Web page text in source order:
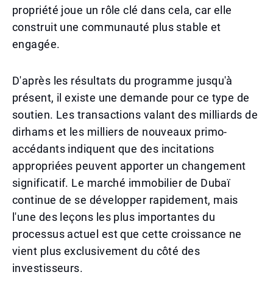
propriété joue un rôle clé dans cela, car elle
construit une communauté plus stable et
engagée.
D'après les résultats du programme jusqu'à
présent, il existe une demande pour ce type de
soutien. Les transactions valant des milliards de
dirhams et les milliers de nouveaux primo-
accédants indiquent que des incitations
appropriées peuvent apporter un changement
significatif. Le marché immobilier de Dubaï
continue de se développer rapidement, mais
l'une des leçons les plus importantes du
processus actuel est que cette croissance ne
vient plus exclusivement du côté des
investisseurs.